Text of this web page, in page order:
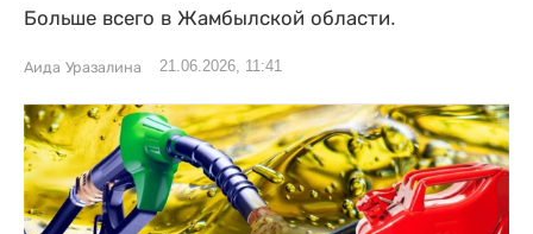
Больше всего в Жамбылской области.
Аида Уразалина 21.06.2026, 11:41